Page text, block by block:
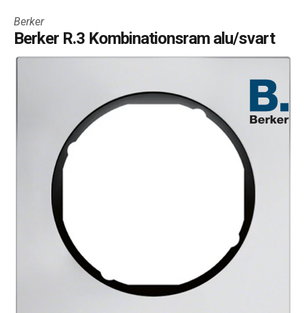
Berker
Berker R.3 Kombinationsram alu/svart